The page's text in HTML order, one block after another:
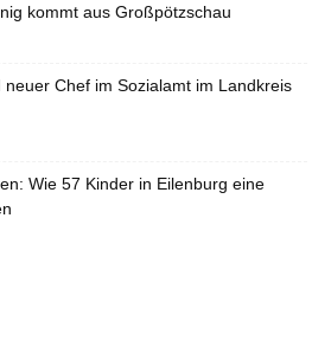
kommt aus Großpötzschau
Chef im Sozialamt im Landkreis
Wie 57 Kinder in Eilenburg eine